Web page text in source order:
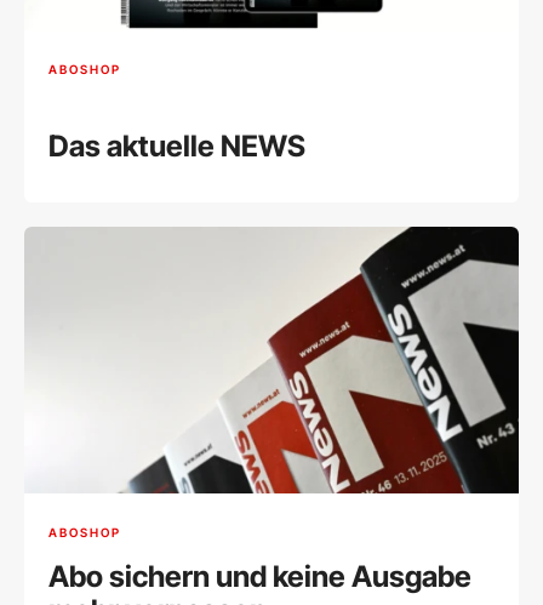
ABOSHOP
Das aktuelle NEWS
ABOSHOP
Abo sichern und keine Ausgabe